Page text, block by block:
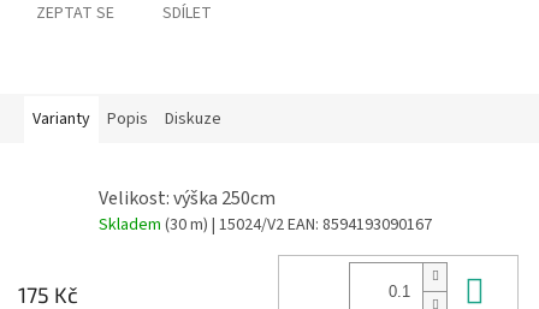
ZEPTAT SE SDÍLET
Varianty Popis Diskuze
Velikost: výška 250cm
Skladem (30 m) | 15024/V2EAN: 8594193090167
175 Kč